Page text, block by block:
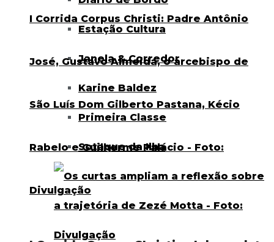
Estação Cultura
Janela & Corredor
Karine Baldez
Primeira Classe
Sotaque da Ilha